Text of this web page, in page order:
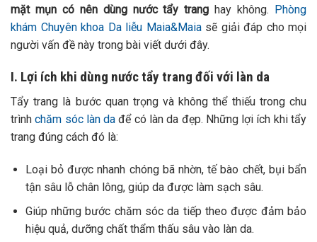
mặt mụn có nên dùng nước tẩy trang hay không.
Phòng
khám Chuyên khoa Da liễu Maia&Maiasẽ giải đáp cho mọi
người vấn đề này trong bài viết dưới đây.
I. Lợi ích khi dùng nước tẩy trang đối với làn da
Tẩy trang là bước quan trọng và không thể thiếu trong chu
trìnhchăm sóc làn da để có làn da đẹp. Những lợi ích khi tẩy
trang đúng cách đó là:
Loại bỏ được nhanh chóng bã nhờn, tế bào chết, bụi bẩn
tận sâu lỗ chân lông, giúp da được làm sạch sâu.
Giúp những bước chăm sóc da tiếp theo được đảm bảo
hiệu quả, dưỡng chất thẩm thấu sâu vào làn da.